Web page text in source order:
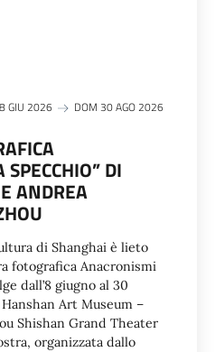
GIU 2026 DOM 30 AGO 2026
DI
ANDREA
di Shanghai è lieto
fotografica Anacronismi
dall’8 giugno al 30
Art Museum –
Shishan Grand Theater
organizzata dallo